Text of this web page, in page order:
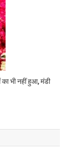
का भी नहीं हुआ, मंडी